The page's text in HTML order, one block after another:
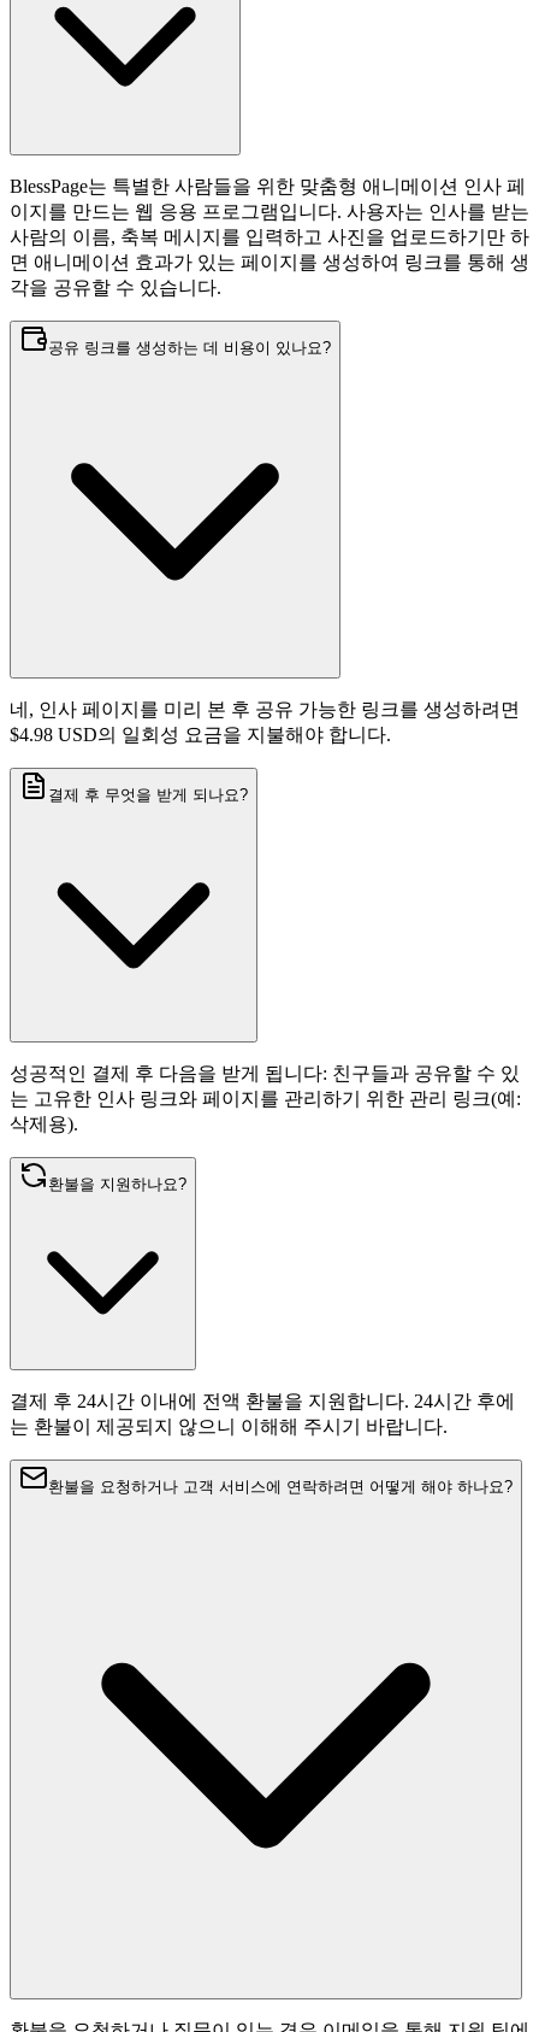
BlessPage는 특별한 사람들을 위한 맞춤형 애니메이션 인사 페
이지를 만드는 웹 응용 프로그램입니다. 사용자는 인사를 받는
사람의 이름, 축복 메시지를 입력하고 사진을 업로드하기만 하
면 애니메이션 효과가 있는 페이지를 생성하여 링크를 통해 생
각을 공유할 수 있습니다.
공유 링크를 생성하는 데 비용이 있나요?
네, 인사 페이지를 미리 본 후 공유 가능한 링크를 생성하려면
$4.98 USD의 일회성 요금을 지불해야 합니다.
결제 후 무엇을 받게 되나요?
성공적인 결제 후 다음을 받게 됩니다: 친구들과 공유할 수 있
는 고유한 인사 링크와 페이지를 관리하기 위한 관리 링크(예:
삭제용).
환불을 지원하나요?
결제 후 24시간 이내에 전액 환불을 지원합니다. 24시간 후에
는 환불이 제공되지 않으니 이해해 주시기 바랍니다.
환불을 요청하거나 고객 서비스에 연락하려면 어떻게 해야 하나요?